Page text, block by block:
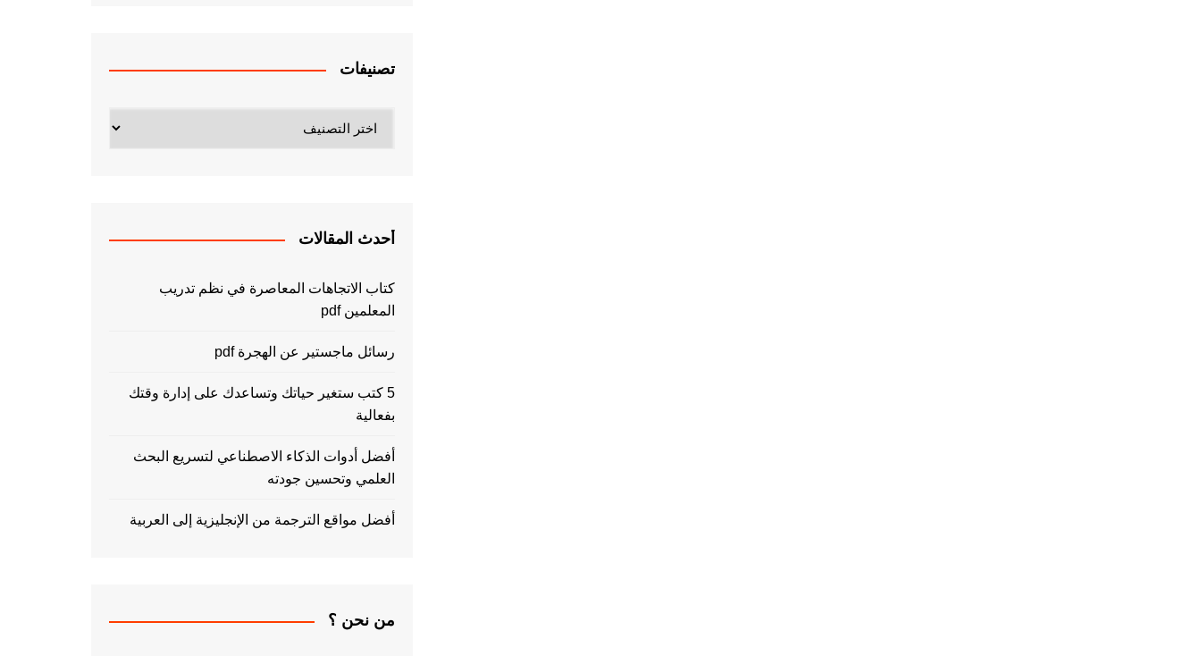
تصنيفات
أحدث المقالات
كتاب الاتجاهات المعاصرة في نظم تدريب
المعلمين pdf
رسائل ماجستير عن الهجرة pdf
5 كتب ستغير حياتك وتساعدك على إدارة وقتك
بفعالية
أفضل أدوات الذكاء الاصطناعي لتسريع البحث
العلمي وتحسين جودته
أفضل مواقع الترجمة من الإنجليزية إلى العربية
من نحن ؟